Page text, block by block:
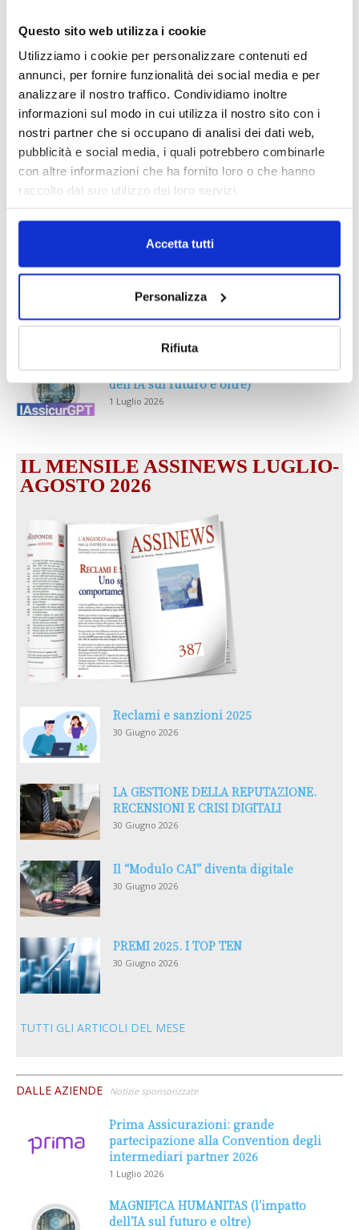
Questo sito web utilizza i cookie
Utilizziamo i cookie per personalizzare contenuti ed
annunci, per fornire funzionalità dei social media e per
analizzare il nostro traffico. Condividiamo inoltre
informazioni sul modo in cui utilizza il nostro sito con i
nostri partner che si occupano di analisi dei dati web,
pubblicità e social media, i quali potrebbero combinarle
con altre informazioni che ha fornito loro o che hanno
raccolto dal suo utilizzo dei loro servizi.
Accetta tutti
Personalizza
Rifiuta
partecipazione alla Convention degli
intermediari partner 2026
MAGNIFICA HUMANITAS (l’impatto
dell’IA sul futuro e oltre)
1 Luglio 2026
IL MENSILE ASSINEWS LUGLIO-
AGOSTO 2026
Reclami e sanzioni 2025
30 Giugno 2026
LA GESTIONE DELLA REPUTAZIONE.
RECENSIONI E CRISI DIGITALI
30 Giugno 2026
Il “Modulo CAI” diventa digitale
30 Giugno 2026
PREMI 2025. I TOP TEN
30 Giugno 2026
TUTTI GLI ARTICOLI DEL MESE
DALLE AZIENDE Notizie sponsorizzate
Prima Assicurazioni: grande
partecipazione alla Convention degli
intermediari partner 2026
1 Luglio 2026
MAGNIFICA HUMANITAS (l’impatto
dell’IA sul futuro e oltre)